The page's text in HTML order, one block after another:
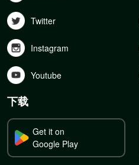
Twitter
Instagram
Youtube
下载
Get it on
Google Play